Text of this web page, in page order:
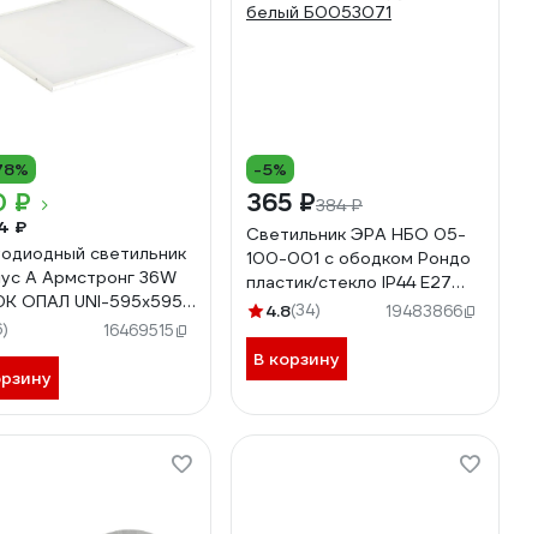
₽
₽
светильник
А Армстронг 36W
ОПАЛ UNI-595x595-
65K
16469515
-5%
365 ₽384 ₽
Светильник ЭРА НБО 05-
100-001 с ободком Рондо
пластик/стекло IP44 E27
max 100Вт круглый белый
4.8(34) 19483866
В корзину